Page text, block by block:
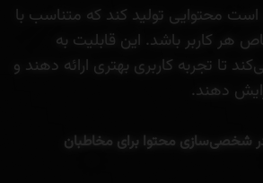
محتوایی تولید کند که متناسب با
هر کاربر باشد. این قابلیت به
تا تجربه کاربری بهتری ارائه دهند و
دهند.
محتوا برای مخاطبان